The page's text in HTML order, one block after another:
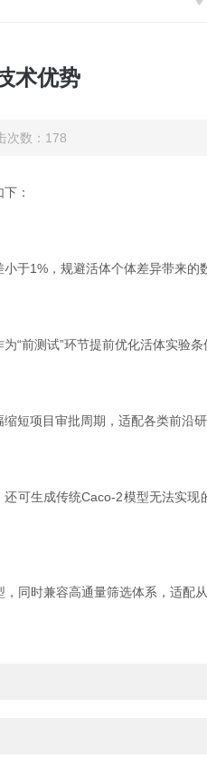
术优势
数：178
：
于‌1%‌，规避活体个体差异带来的
测试”环节提前优化活体实验条
项目审批周期，适配各类前沿研
生成传统Caco-2模型无法实现
时兼容高通量筛选体系，适配从